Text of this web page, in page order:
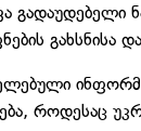
გადაუდებელი
გახსნისა
როდესაც